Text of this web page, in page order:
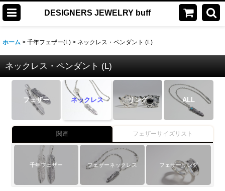
DESIGNERS JEWELRY buff
ホーム > 千年フェザー(L) > ネックレス・ペンダント (L)
ネックレス・ペンダント (L)
フェザー ネックレス リング ALL
関連 フェザーサイズリスト
千年フェザー フェザーネックレス フェザーリング